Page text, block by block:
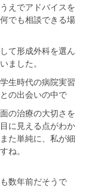
えでアドバイスを
でも相談できる場
て形成外科を選ん
ました。
生時代の病院実習
の出会いの中で
の治療の大切さを
に見える点がわか
た単純に、私が細
ね。
数年前だそうで